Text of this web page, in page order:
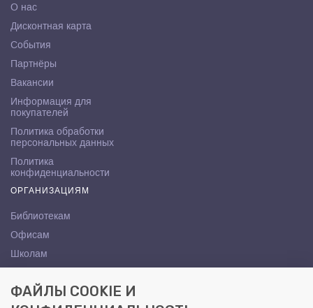
О нас
Дисконтная карта
События
Партнёры
Вакансии
Информация для
покупателей
Политика обработки
персональных данных
Политика
конфиденциальности
ОРГАНИЗАЦИЯМ
Библиотекам
Офисам
Школам
КОНТАКТЫ
ФАЙЛЫ COOKIE И